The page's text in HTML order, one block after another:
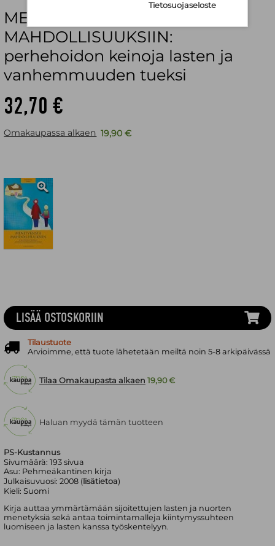
MENETYKSISTÄ
MAHDOLLISUUKSIIN:
perhehoidon keinoja lasten ja
vanhemmuuden tueksi
32,70 €
Omakaupassa alkaen 19,90 €
PS-Kustannus
Sivumäärä:193 sivua
Asu: Pehmeäkantinen kirja
Julkaisuvuosi:2008 ( lisätietoa)
Kieli:Suomi
Kirja auttaa ymmärtämään sijoitettujen lasten ja nuorten
menetyksiä sekä antaa toimintamalleja kiintymyssuhteen
luomiseen ja lasten kanssa työskentelyyn.
LISÄÄ OSTOSKORIIN
Tilaustuote
Arvioimme, että tuote lähetetään meiltä noin 5-8 arkipäivässä
Tilaa Omakaupasta alkaen 19,90 €
Haluan myydä tämän tuotteen
Tietosuojaseloste